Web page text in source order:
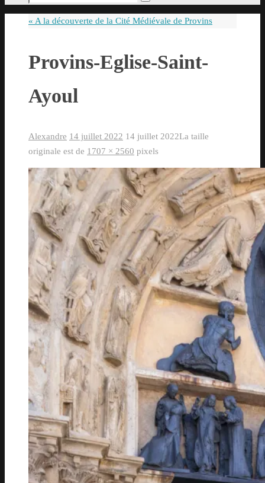
:
Rechercher
« A la découverte de la Cité Médiévale de Provins
Provins-Eglise-Saint-
Ayoul
Alexandre 14 juillet 2022 14 juillet 2022La taille
originale est de 1707 × 2560 pixels